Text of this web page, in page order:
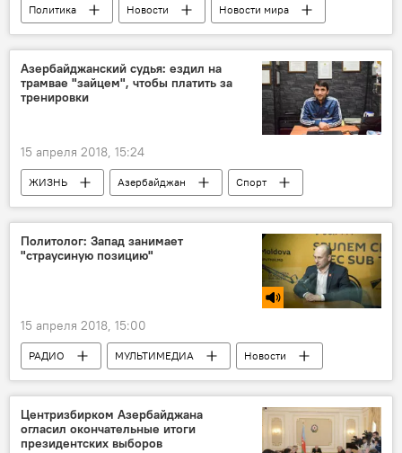
Политика Новости
Новости мира
Россия
Россия
США
Сирия
удар
Законодательство
Азербайджанский судья: ездил на
трамвае "зайцем", чтобы платить за
тренировки
15 апреля 2018, 15:24
ЖИЗНЬ Азербайджан
Спорт
Новости
Судья
Трамвай
заяц
тренировки
Политолог: Запад занимает
"страусиную позицию"
15 апреля 2018, 15:00
РАДИО МУЛЬТИМЕДИА
Новости
Политика
АНАЛИТИКА
Новости мира
Центризбирком Азербайджана
огласил окончательные итоги
президентских выборов